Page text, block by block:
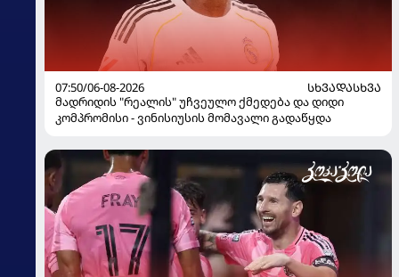
07:50/06-08-2026
ᲡᲮᲕᲐᲓᲐᲡᲮᲕᲐ
მადრიდის "რეალის" უჩვეულო ქმედება და დიდი
კომპრომისი - ვინისიუსის მომავალი გადაწყდა